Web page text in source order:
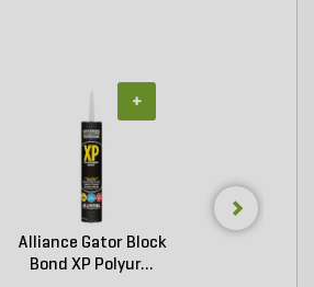
Alliance Gator Block
Bond XP Polyur...
+